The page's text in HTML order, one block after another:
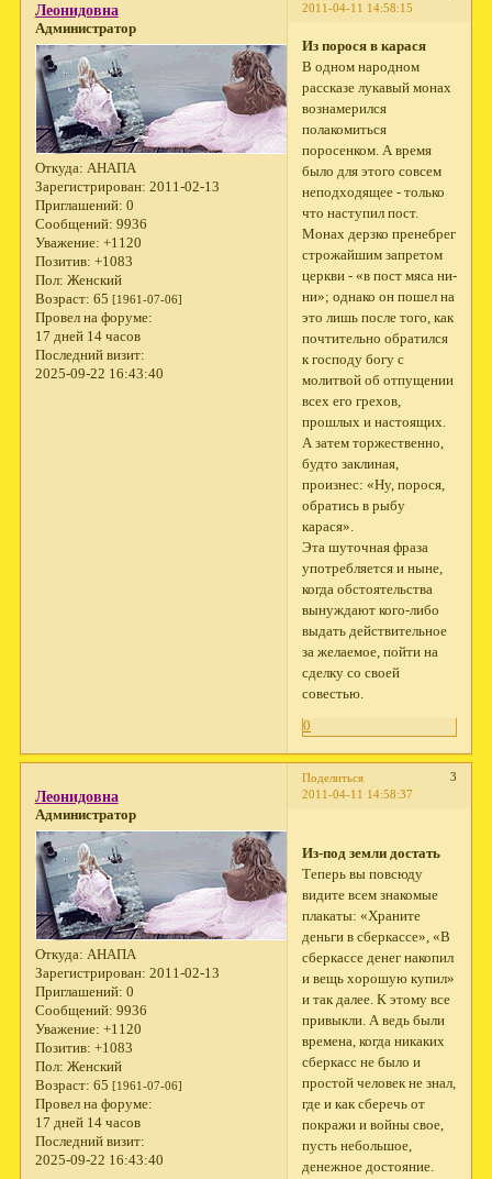
2011-04-11 14:58:15
Леонидовна
Администратор
Откуда: АНАПА
Зарегистрирован: 2011-02-13
Приглашений: 0
Сообщений: 9936
Уважение: +1120
Позитив: +1083
Пол: Женский
Возраст: 65 [1961-07-06]
Провел на форуме:
17 дней 14 часов
Последний визит:
2025-09-22 16:43:40
Из порося в карася
В одном народном
рассказе лукавый монах
вознамерился
полакомиться
поросенком. А время
было для этого совсем
неподходящее - только
что наступил пост.
Монах дерзко пренебрег
строжайшим запретом
церкви - «в пост мяса ни-
ни»; однако он пошел на
это лишь после того, как
почтительно обратился
к господу богу с
молитвой об отпущении
всех его грехов,
прошлых и настоящих.
А затем торжественно,
будто заклиная,
произнес: «Ну, порося,
обра­тись в рыбу
карася».
Эта шуточная фраза
употребляется и ныне,
когда обстоя­тельства
вынуждают кого-либо
выдать действительное
за желаемое, пойти на
сделку со своей
совестью.
0
Поделиться
3
2011-04-11 14:58:37
Леонидовна
Администратор
Откуда: АНАПА
Зарегистрирован: 2011-02-13
Приглашений: 0
Сообщений: 9936
Уважение: +1120
Позитив: +1083
Пол: Женский
Возраст: 65 [1961-07-06]
Провел на форуме:
17 дней 14 часов
Последний визит:
2025-09-22 16:43:40
Из-под земли достать
Теперь вы повсюду
видите всем знакомые
плакаты: «Храните
деньги в сберкассе», «В
сберкассе денег накопил
и вещь хорошую купил»
и так далее. К этому все
привыкли. А ведь были
времена, когда никаких
сберкасс не было и
простой че­ловек не знал,
где и как сберечь от
покражи и войны свое,
пусть небольшое,
денежное достояние.